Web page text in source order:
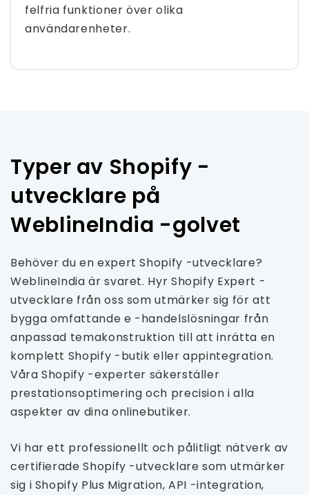
felfria funktioner över olika
användarenheter.
Typer av Shopify -
utvecklare på
WeblineIndia -golvet
Behöver du en expert Shopify -utvecklare?
WeblineIndia är svaret. Hyr Shopify Expert -
utvecklare från oss som utmärker sig för att
bygga omfattande e -handelslösningar från
anpassad temakonstruktion till att inrätta en
komplett Shopify -butik eller appintegration.
Våra Shopify -experter säkerställer
prestationsoptimering och precision i alla
aspekter av dina onlinebutiker.
Vi har ett professionellt och pålitligt nätverk av
certifierade Shopify -utvecklare som utmärker
sig i Shopify Plus Migration, API -integration,